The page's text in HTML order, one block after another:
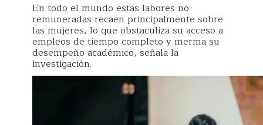
En todo el mundo estas labores no
remuneradas recaen principalmente sobre
las mujeres, lo que obstaculiza su acceso a
empleos de tiempo completo y merma su
desempeño académico, señala la
investigación.